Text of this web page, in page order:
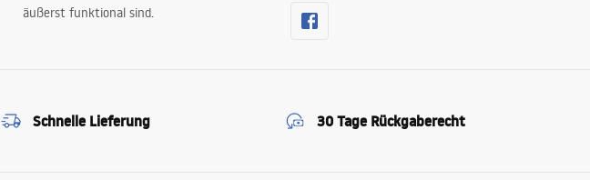
äußerst funktional sind.
Schnelle Lieferung 30 Tage Rückgaberecht